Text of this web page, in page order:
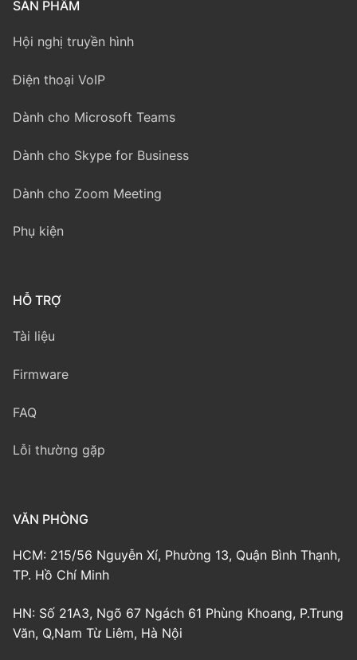
SẢN PHẨM
Hội nghị truyền hình
Điện thoại VoIP
Dành cho Microsoft Teams
Dành cho Skype for Business
Dành cho Zoom Meeting
Phụ kiện
HỖ TRỢ
Tài liệu
Firmware
FAQ
Lỗi thường gặp
VĂN PHÒNG
HCM: 215/56 Nguyễn Xí, Phường 13, Quận Bình Thạnh,
TP. Hồ Chí Minh
HN: Số 21A3, Ngõ 67 Ngách 61 Phùng Khoang, P.Trung
Văn, Q,Nam Từ Liêm, Hà Nội